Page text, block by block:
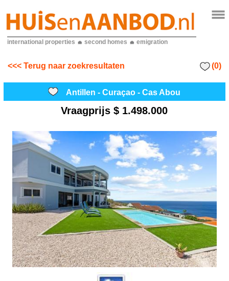
international properties second homes emigration
<<< Terug naar zoekresultaten (0)
Antillen - Curaçao - Cas Abou
Vraagprijs$ 1.498.000